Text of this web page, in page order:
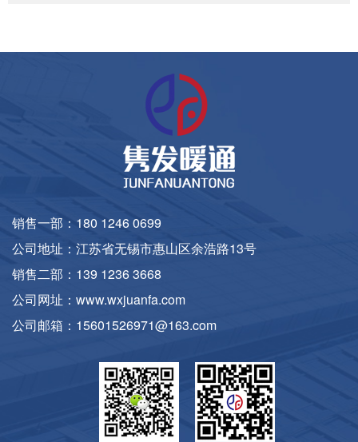
销售一部：180 1246 0699
公司地址：江苏省无锡市惠山区余浩路13号
销售二部：139 1236 3668
公司网址：www.wxjuanfa.com
公司邮箱：15601526971@163.com